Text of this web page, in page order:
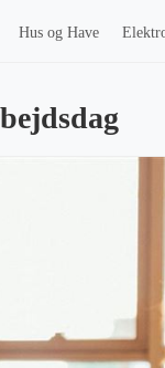
Hus og Have